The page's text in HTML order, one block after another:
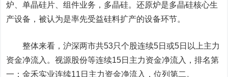
炉、单晶硅片、组件业务，多晶硅。还原炉是多晶硅核心生
产设备，被认为是率先受益硅料扩产的设备环节。
整体来看，沪深两市共53只个股连续5日或5日以上主力
资金净流入。视源股份等连续15日主力资金净流入，排名第
一；金禾实业连续11日主力资金净流入，位列第二。